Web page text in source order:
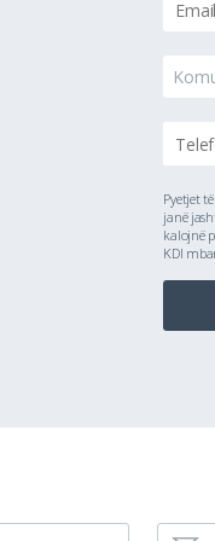
Pyetjet
janë
kalojnë
KDI